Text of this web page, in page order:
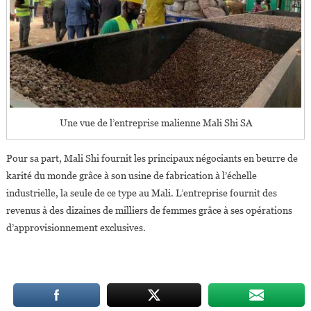
Une vue de l’entreprise malienne Mali Shi SA
Pour sa part, Mali Shi fournit les principaux négociants en beurre de
karité du monde grâce à son usine de fabrication à l’échelle
industrielle, la seule de ce type au Mali. L’entreprise fournit des
revenus à des dizaines de milliers de femmes grâce à ses opérations
d’approvisionnement exclusives.